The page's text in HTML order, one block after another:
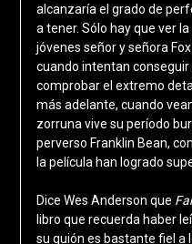
alcanzaría el grado de
a tener. Sólo hay que ver
jóvenes señor y señora
cuando intentan
comprobar el extremo
más adelante, cuando
zorruna vive su período
perverso Franklin Bean,
la película han logrado
Dice Wes Anderson que
libro que recuerda haber
su guión es bastante fiel a